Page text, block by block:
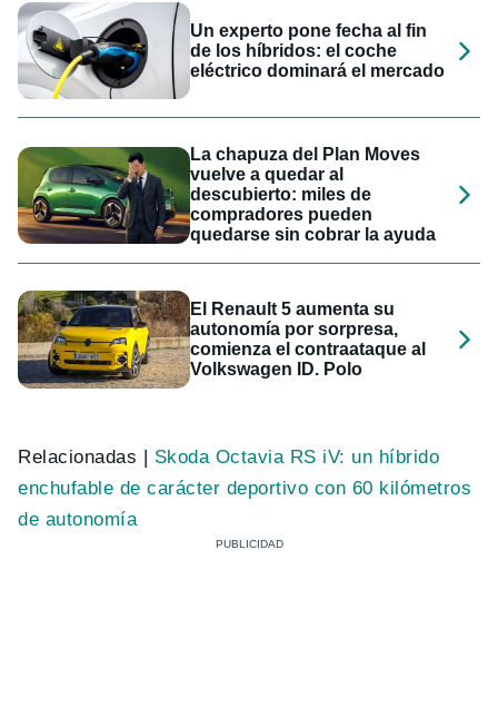
Un experto pone fecha al fin
de los híbridos: el coche
eléctrico dominará el mercado
La chapuza del Plan Moves
vuelve a quedar al
descubierto: miles de
compradores pueden
quedarse sin cobrar la ayuda
El Renault 5 aumenta su
autonomía por sorpresa,
comienza el contraataque al
Volkswagen ID. Polo
Relacionadas | Skoda Octavia RS iV: un híbrido
enchufable de carácter deportivo con 60 kilómetros
de autonomía